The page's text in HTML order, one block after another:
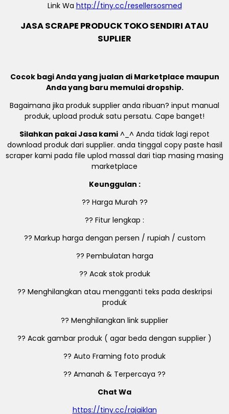
Link Wa http://tiny.cc/resellersosmed
JASA SCRAPE PRODUCK TOKO SENDIRI ATAU
SUPLIER
Cocok bagi Anda yang jualan di Marketplace maupun
Anda yang baru memulai dropship.
Bagaimana jika produk supplier anda ribuan? input manual
produk, upload produk satu persatu. Cape banget!
Silahkan pakai Jasa kami ^_^ Anda tidak lagi repot
download produk dari supplier. anda tinggal copy paste hasil
scraper kami pada file uplod massal dari tiap masing masing
marketplace
Keunggulan :
?? Harga Murah ??
?? Fitur lengkap :
?? Markup harga dengan persen / rupiah / custom
?? Pembulatan harga
?? Acak stok produk
?? Menghilangkan atau mengganti teks pada deskripsi
produk
?? Menghilangkan link supplier
?? Acak gambar produk ( agar beda dengan supplier )
?? Auto Framing foto produk
?? Amanah & Terpercaya ??
Chat Wa
https://tiny.cc/rajaiklan